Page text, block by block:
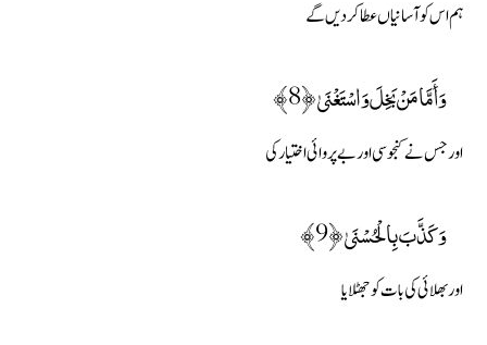
ہم اس کو آسانیاں عطا کردیں گے
وَأَمَّا مَنْ بَخِلَ وَاسْتَغْنَىٰ ﴿8﴾
اور جس نے کنجوسی اور بے پروائی اختیار کی
وَكَذَّبَ بِالْحُسْنَىٰ ﴿9﴾
اور بھلائی کی بات کو جھٹلایا